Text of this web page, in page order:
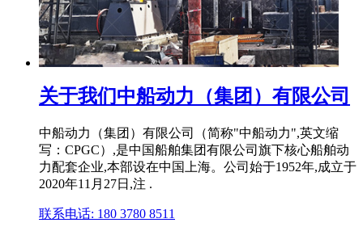
关于我们中船动力（集团）有限公司
中船动力（集团）有限公司（简称"中船动力",英文缩
写：CPGC）,是中国船舶集团有限公司旗下核心船舶动
力配套企业,本部设在中国上海。公司始于1952年,成立于
2020年11月27日,注 .
联系电话: 180 3780 8511